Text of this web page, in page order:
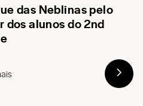
das Neblinas pelo
dos alunos do 2nd